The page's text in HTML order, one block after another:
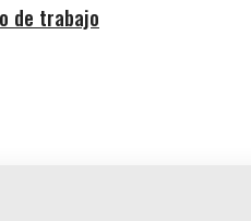
de trabajo